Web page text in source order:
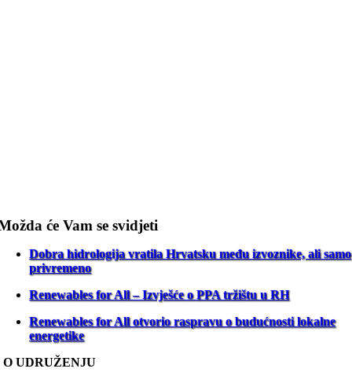
će Vam se svidjeti
Dobra hidrologija vratila Hrvatsku među izvoznike, ali samo
privremeno
Renewables for All – Izvješće o PPA tržištu u RH
Renewables for All otvorio raspravu o budućnosti lokalne
energetike
O UDRUŽENJU